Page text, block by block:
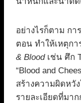
อย่างไรก็ตาม กา
ตอน ทำให้เหตุก
& Bloodเช่น ศึก
“Blood and
สร้างความผิดหวั
รายละเอียดที่มา